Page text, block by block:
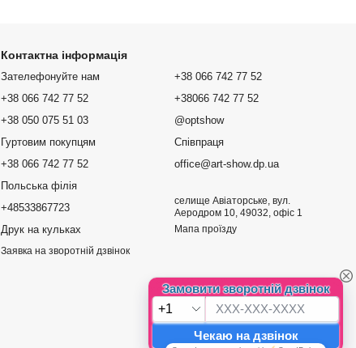
Контактна інформація
Зателефонуйте нам
+38 066 742 77 52
+38 050 075 51 03
Гуртовим покупцям
+38 066 742 77 52
Польська філія
+48533867723
Друк на кульках
Заявка на зворотній дзвінок
+38 066 742 77 52
+38066 742 77 52
@optshow
Співпраця
office@art-show.dp.ua
селище Авіаторське, вул.
Аеродром 10, 49032, офіс 1
Мапа проїзду